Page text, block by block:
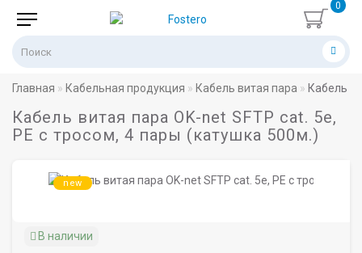
0
Главная Кабельная продукция Кабель витая пара Кабель
Кабель витая пара OK-net SFTP cat. 5e,
PE с тросом, 4 пары (катушка 500м.)
new
В наличии